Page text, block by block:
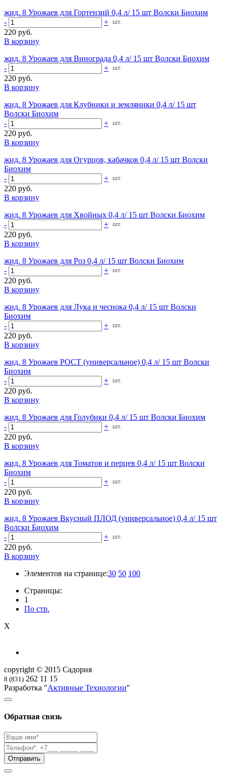
жид. 8 Урожаев для Гортензий 0,4 л/ 15 шт Волски Биохим
-
+ шт.
220 руб.
В корзину
жид. 8 Урожаев для Винограда 0,4 л/ 15 шт Волски Биохим
-
+ шт.
220 руб.
В корзину
жид. 8 Урожаев для Клубники и земляники 0,4 л/ 15 шт
Волски Биохим
-
+ шт.
220 руб.
В корзину
жид. 8 Урожаев для Огурцов, кабачков 0,4 л/ 15 шт Волски
Биохим
-
+ шт.
220 руб.
В корзину
жид. 8 Урожаев для Хвойных 0,4 л/ 15 шт Волски Биохим
-
+ шт.
220 руб.
В корзину
жид. 8 Урожаев для Роз 0,4 л/ 15 шт Волски Биохим
-
+ шт.
220 руб.
В корзину
жид. 8 Урожаев для Лука и чеснока 0,4 л/ 15 шт Волски
Биохим
-
+ шт.
220 руб.
В корзину
жид. 8 Урожаев РОСТ (универсальное) 0,4 л/ 15 шт Волски
Биохим
-
+ шт.
220 руб.
В корзину
жид. 8 Урожаев для Голубики 0,4 л/ 15 шт Волски Биохим
-
+ шт.
220 руб.
В корзину
жид. 8 Урожаев для Томатов и перцев 0,4 л/ 15 шт Волски
Биохим
-
+ шт.
220 руб.
В корзину
жид. 8 Урожаев Вкусный ПЛОД (универсальное) 0,4 л/ 15 шт
Волски Биохим
-
+ шт.
220 руб.
В корзину
Элементов на странице:30 50 100
Страницы:
1
По стр.
X
copyright © 2015 Садория
8 (831) 262 11 15
Разработка "Активные Технологии"
Обратная связь